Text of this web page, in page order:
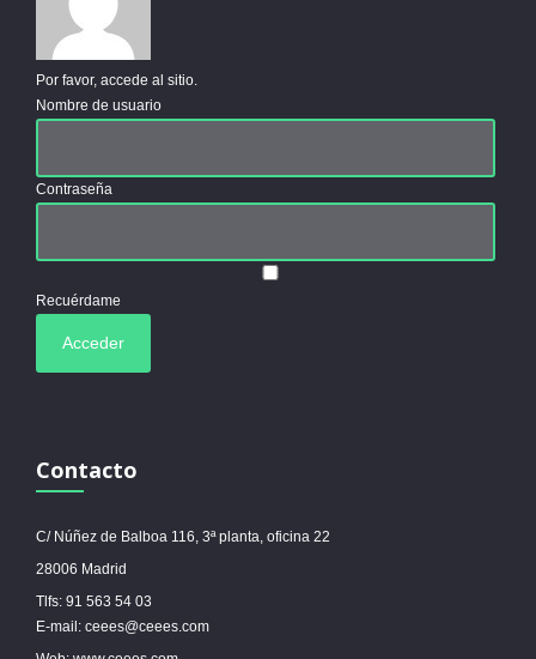
Por favor, accede al sitio.
Nombre de usuario
Contraseña
Recuérdame
Contacto
C/ Núñez de Balboa 116, 3ª planta, oficina 22
28006 Madrid
Tlfs: 91 563 54 03
E-mail: ceees@ceees.com